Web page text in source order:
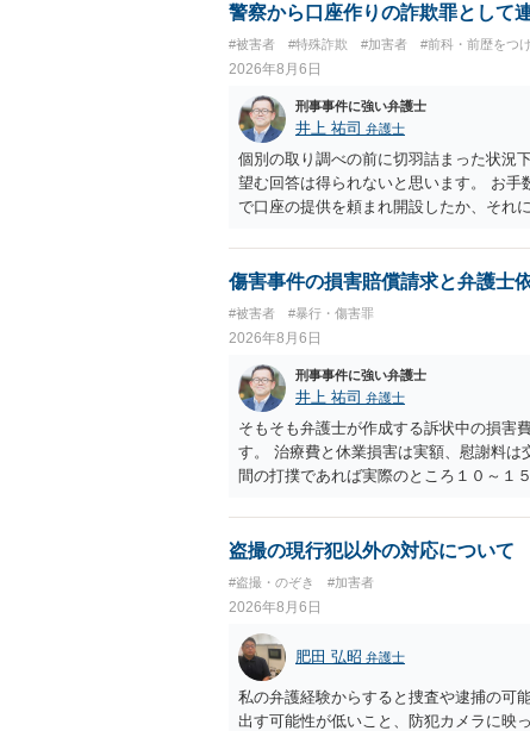
警察から口座作りの詐欺罪として
#被害者 #特殊詐欺 #加害者 #前科・前歴をつ
2026年8月6日
刑事事件に強い弁護士
井上 祐司 弁護士
個別の取り調べの前に切羽詰まった状況
望む回答は得られないと思います。 お
で口座の提供を頼まれ開設したか、それ
でいえば、任意取り調べの場合、ＩＣレ
ます。
傷害事件の損害賠償請求と弁護士
#被害者 #暴行・傷害罪
2026年8月6日
刑事事件に強い弁護士
井上 祐司 弁護士
そもそも弁護士が作成する訴状中の損害
す。 治療費と休業損害は実額、慰謝料は
間の打撲であれば実際のところ１０～１
想します。 本人訴訟で進める場合には
多く回収できないケースが多い（そのた
しておく必要があります。
盗撮の現行犯以外の対応について
#盗撮・のぞき #加害者
2026年8月6日
肥田 弘昭 弁護士
私の弁護経験からすると捜査や逮捕の可
出す可能性が低いこと、防犯カメラに映